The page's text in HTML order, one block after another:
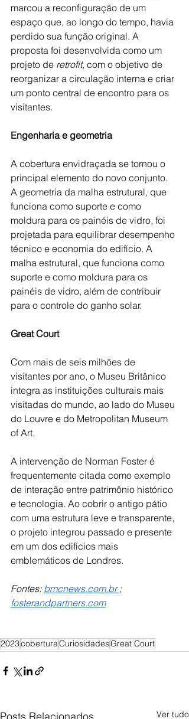
marcou a reconfiguração de um
espaço que, ao longo do tempo, havia
perdido sua função original. A
proposta foi desenvolvida como um
projeto de retrofit, com o objetivo de
reorganizar a circulação interna e criar
um ponto central de encontro para os
visitantes.
Engenharia e geometria
A cobertura envidraçada se tornou o
principal elemento do novo conjunto.
A geometria da malha estrutural, que
funciona como suporte e como
moldura para os painéis de vidro, foi
projetada para equilibrar desempenho
técnico e economia do edifício. A
malha estrutural, que funciona como
suporte e como moldura para os
painéis de vidro, além de contribuir
para o controle do ganho solar.
Great Court
Com mais de seis milhões de
visitantes por ano, o Museu Britânico
integra as instituições culturais mais
visitadas do mundo, ao lado do Museu
do Louvre e do Metropolitan Museum
of Art.
A intervenção de Norman Foster é
frequentemente citada como exemplo
de interação entre patrimônio histórico
e tecnologia. Ao cobrir o antigo pátio
com uma estrutura leve e transparente,
o projeto integrou passado e presente
em um dos edifícios mais
emblemáticos de Londres.
Fontes: bmcnews.com.br ;
fosterandpartners.com
2023coberturaCuriosidadesGreat Court
Posts Relacionados Ver tudo